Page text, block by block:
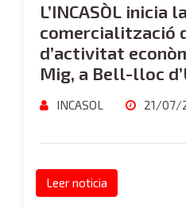
L’INCASÒL inicia
comercialització
d’activitat
Mig, a Bell-lloc
INCASOL 21/07/
Leer noticia